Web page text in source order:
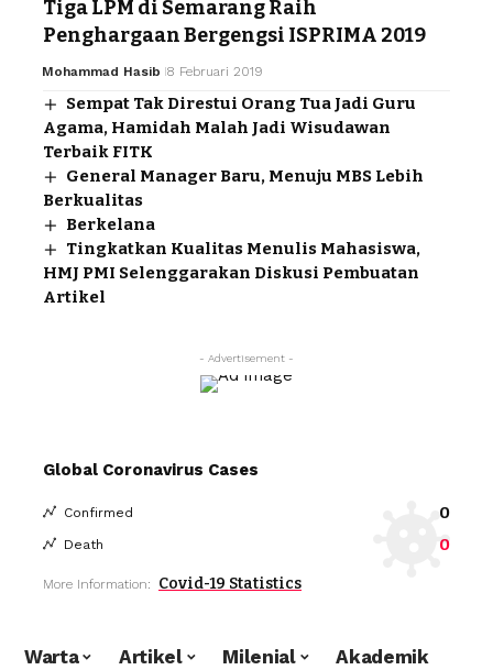
Tiga LPM di Semarang Raih
Penghargaan Bergengsi ISPRIMA 2019
Mohammad Hasib 8 Februari 2019
Sempat Tak Direstui Orang Tua Jadi Guru
Agama, Hamidah Malah Jadi Wisudawan
Terbaik FITK
General Manager Baru, Menuju MBS Lebih
Berkualitas
Berkelana
Tingkatkan Kualitas Menulis Mahasiswa,
HMJ PMI Selenggarakan Diskusi Pembuatan
Artikel
- Advertisement -
Global Coronavirus Cases
Confirmed 0
Death 0
More Information: Covid-19 Statistics
Warta Artikel Milenial Akademik